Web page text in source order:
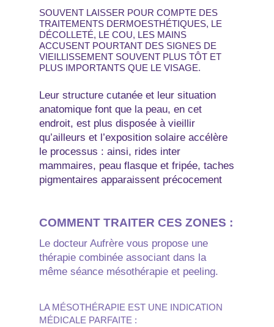
SOUVENT LAISSER POUR COMPTE DES
TRAITEMENTS DERMOESTHÉTIQUES, LE
DÉCOLLETÉ, LE COU, LES MAINS
ACCUSENT POURTANT DES SIGNES DE
VIEILLISSEMENT SOUVENT PLUS TÔT ET
PLUS IMPORTANTS QUE LE VISAGE.
Leur structure cutanée et leur situation
anatomique font que la peau, en cet
endroit, est plus disposée à vieillir
qu’ailleurs et l’exposition solaire accélère
le processus : ainsi, rides inter
mammaires, peau flasque et fripée, taches
pigmentaires apparaissent précocement
COMMENT TRAITER CES ZONES :
Le docteur Aufrère vous propose une
thérapie combinée associant dans la
même séance mésothérapie et peeling.
LA MÉSOTHÉRAPIE EST UNE INDICATION
MÉDICALE PARFAITE :